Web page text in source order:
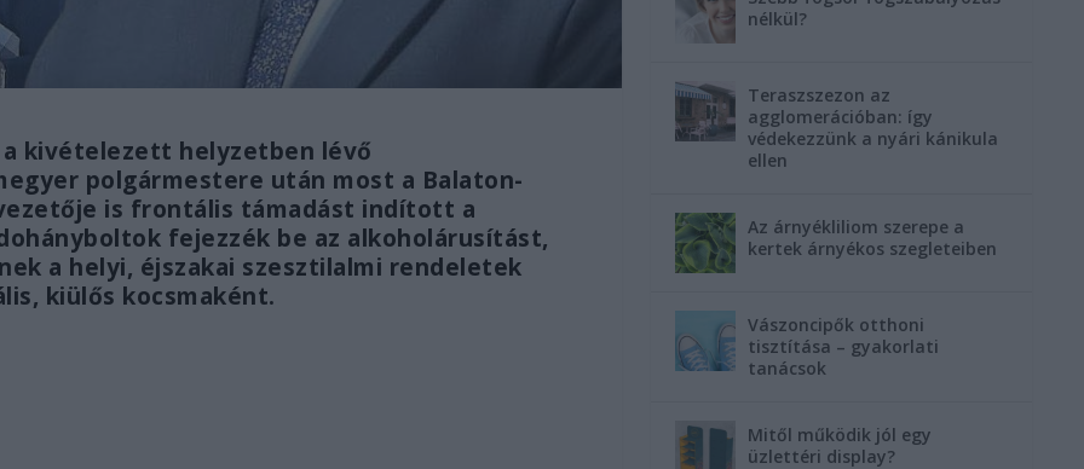
kivételezett helyzetben lévő
polgármestere után most a Balaton-
is frontális támadást indított a
fejezzék be az alkoholárusítást,
a helyi, éjszakai szesztilalmi rendeletek
kiülős kocsmaként.
nélkül?
Teraszszezon az
agglomerációban: így
védekezzünk a nyári kánikula
ellen
Az árnyékliliom szerepe a
kertek árnyékos szegleteiben
Vászoncipők otthoni
tisztítása – gyakorlati
tanácsok
Mitől működik jól egy
üzlettéri display?